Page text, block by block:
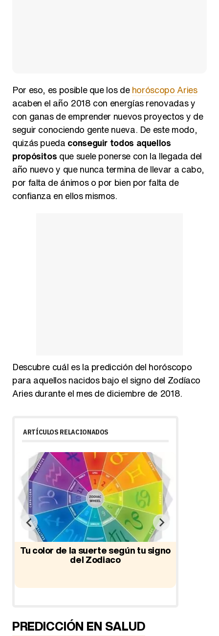
Por eso, es posible que los dehoróscopo Aries
acaben el año 2018 con energías renovadas y
con ganas de emprender nuevos proyectos y de
seguir conociendo gente nueva. De este modo,
quizás pueda conseguir todos aquellos
propósitos que suele ponerse con la llegada del
año nuevo y que nunca termina de llevar a cabo,
por falta de ánimos o por bien por falta de
confianza en ellos mismos.
Descubre cuál es la predicción del horóscopo
para aquellos nacidos bajo el signo del Zodíaco
Aries durante el mes de diciembre de 2018.
ARTÍCULOS RELACIONADOS
Tu color de la suerte según tu signo
del Zodiaco
PREDICCIÓN EN SALUD